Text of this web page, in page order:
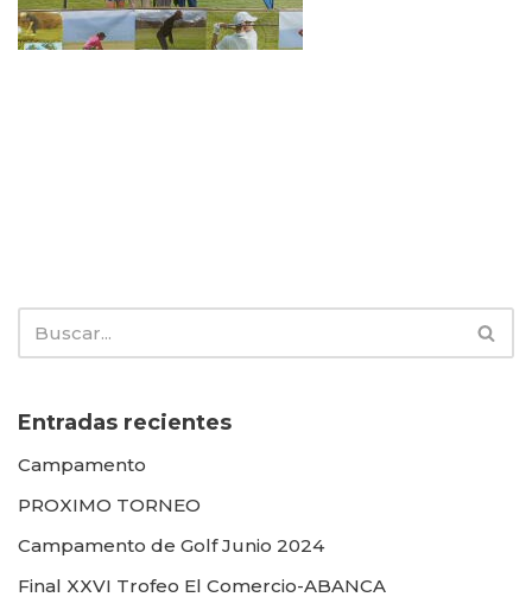
Entradas recientes
Campamento
PROXIMO TORNEO
Campamento de Golf Junio 2024
Final XXVI Trofeo El Comercio-ABANCA